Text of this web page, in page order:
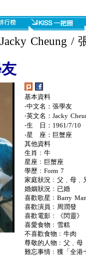
Cheung /
基本資料
‧中文名：張學友
‧英文名：Jacky
‧生 日：1961/7/10
‧星 座：巨蟹座
其他資料
生肖﹕牛
星座﹕巨蟹座
學歷﹕Form 7
家庭狀況﹕父﹑母﹑
婚姻狀況﹕已婚
喜歡歌星﹕Barry
喜歡演員﹕周潤發
喜歡電影﹕《閃靈》
喜愛食物﹕雪糕
不喜歡食物﹕牛肉
尊敬的人物﹕父﹑母
難忘事情﹕獲「全港